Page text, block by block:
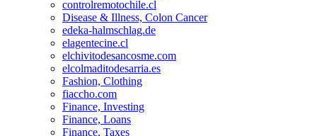
controlremotochile.cl
Disease & Illness, Colon Cancer
edeka-halmschlag.de
elagentecine.cl
elchivitodesancosme.com
elcolmaditodesarria.es
Fashion, Clothing
fiaccho.com
Finance, Investing
Finance, Loans
Finance, Taxes